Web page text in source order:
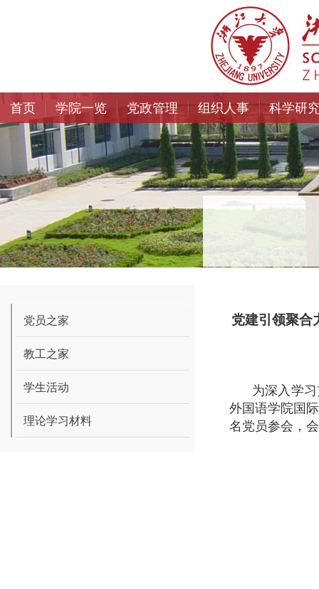
首页 学院一览 党政管理 组织人事 科学研
党员之家
教工之家
学生活动
理论学习材料
党建引领聚合
为深入学
外国语学院国
名党员参会，